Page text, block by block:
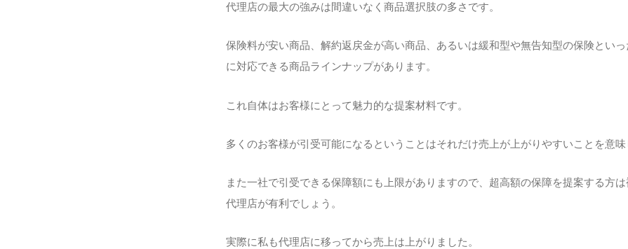
代理店の最大の強みは間違いなく商品選択肢の多さです。
保険料が安い商品、解約返戻金が高い商品、あるいは緩和型や無告知型の保険とい
に対応できる商品ラインナップがあります。
これ自体はお客様にとって魅力的な提案材料です。
多くのお客様が引受可能になるということはそれだけ売上が上がりやすいことを意味
また一社で引受できる保障額にも上限がありますので、超高額の保障を提案する方
代理店が有利でしょう。
実際に私も代理店に移ってから売上は上がりました。